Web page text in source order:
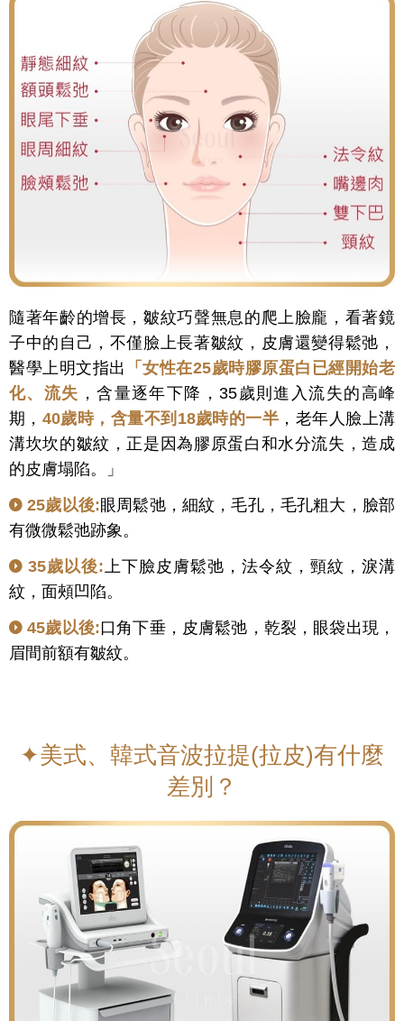
隨著年齡的增長，皺紋巧聲無息的爬上臉龐，看著鏡
子中的自己，不僅臉上長著皺紋，皮膚還變得鬆弛，
醫學上明文指出
「女性在25歲時膠原蛋白已經開始老
化、流失 ，含量逐年下降，35歲則進入流失的高峰
期， 40歲時，含量不到18歲時的一半 ，老年人臉上溝
溝坎坎的皺紋，正是因為膠原蛋白和水分流失，造成
的皮膚塌陷。」
25歲以後:眼周鬆弛，細紋，毛孔，毛孔粗大，臉部
有微微鬆弛跡象。
35歲以後:上下臉皮膚鬆弛，法令紋，頸紋，淚溝
紋，面頰凹陷。
45歲以後:口角下垂，皮膚鬆弛，乾裂，眼袋出現，
眉間前額有皺紋。
✦美式、韓式音波拉提(拉皮)有什麼
差別？